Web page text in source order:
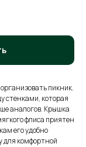
пикник.
стенками, которая
аналогов. Крышка
флиса приятен
его удобно
для комфортной